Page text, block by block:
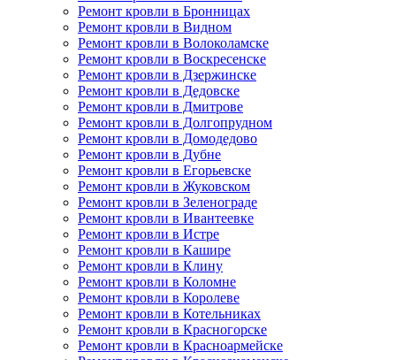
Ремонт кровли в Бронницах
Ремонт кровли в Видном
Ремонт кровли в Волоколамске
Ремонт кровли в Воскресенске
Ремонт кровли в Дзержинске
Ремонт кровли в Дедовске
Ремонт кровли в Дмитрове
Ремонт кровли в Долгопрудном
Ремонт кровли в Домодедово
Ремонт кровли в Дубне
Ремонт кровли в Егорьевске
Ремонт кровли в Жуковском
Ремонт кровли в Зеленограде
Ремонт кровли в Ивантеевке
Ремонт кровли в Истре
Ремонт кровли в Кашире
Ремонт кровли в Клину
Ремонт кровли в Коломне
Ремонт кровли в Королеве
Ремонт кровли в Котельниках
Ремонт кровли в Красногорске
Ремонт кровли в Красноармейске